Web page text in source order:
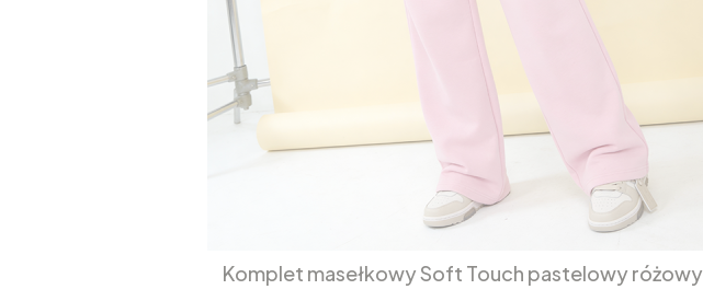
Komplet masełkowy Soft Touch pastelowy różowy